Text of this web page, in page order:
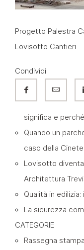
Progetto Palestra
Lovisotto Cantieri
Condividi
significa e
Quando un
caso della
Lovisotto
Architettura
Qualità in
La sicurezza
CATEGORIE
Rassegna stampa